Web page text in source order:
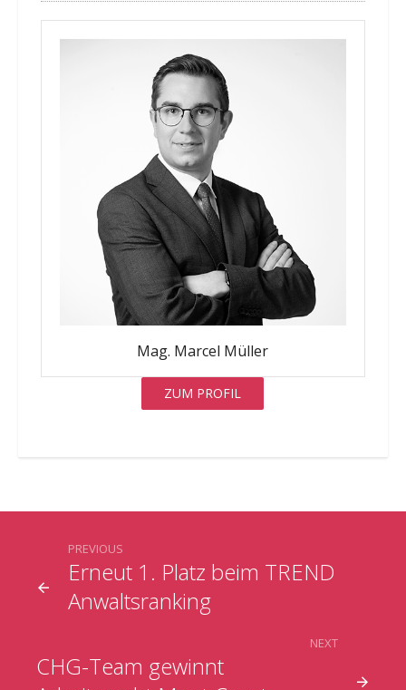
Mag. Marcel Müller
ZUM PROFIL
Erneut 1. Platz beim TREND
Anwaltsranking
PREVIOUS
CHG-Team gewinnt
NEXT